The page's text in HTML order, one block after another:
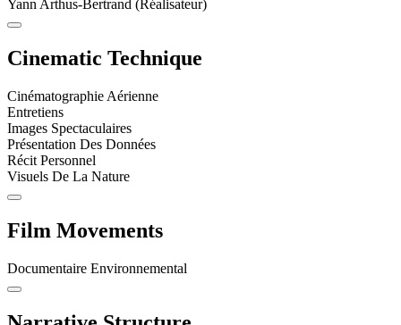
Yann Arthus-Bertrand (Réalisateur)
Cinematic Technique
Cinématographie Aérienne
Entretiens
Images Spectaculaires
Présentation Des Données
Récit Personnel
Visuels De La Nature
Film Movements
Documentaire Environnemental